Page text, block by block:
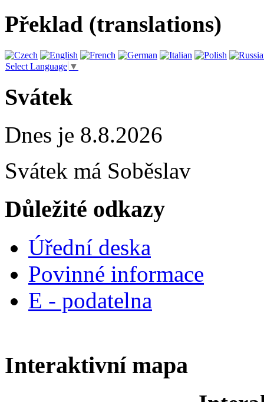
Překlad (translations)
Select Language ▼
Svátek
Dnes je 8.8.2026
Svátek má Soběslav
Důležité odkazy
Úřední deska
Povinné informace
E - podatelna
Interaktivní mapa